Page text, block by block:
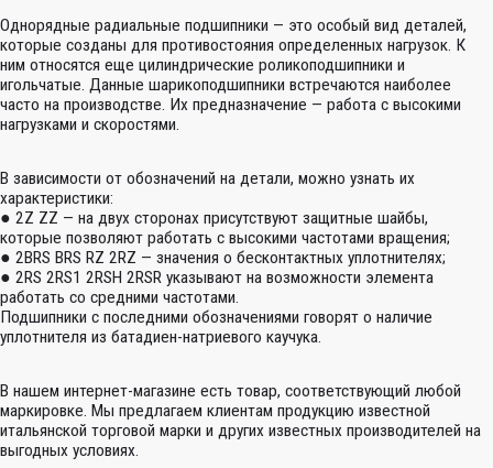
Однорядные радиальные подшипники — это особый вид деталей,
которые созданы для противостояния определенных нагрузок. К
ним относятся еще цилиндрические роликоподшипники и
игольчатые. Данные шарикоподшипники встречаются наиболее
часто на производстве. Их предназначение — работа с высокими
нагрузками и скоростями.
В зависимости от обозначений на детали, можно узнать их
характеристики:
● 2Z ZZ — на двух сторонах присутствуют защитные шайбы,
которые позволяют работать с высокими частотами вращения;
● 2BRS BRS RZ 2RZ — значения о бесконтактных уплотнителях;
● 2RS 2RS1 2RSH 2RSR указывают на возможности элемента
работать со средними частотами.
Подшипники с последними обозначениями говорят о наличие
уплотнителя из батадиен-натриевого каучука.
В нашем интернет-магазине есть товар, соответствующий любой
маркировке. Мы предлагаем клиентам продукцию известной
итальянской торговой марки и других известных производителей на
выгодных условиях.